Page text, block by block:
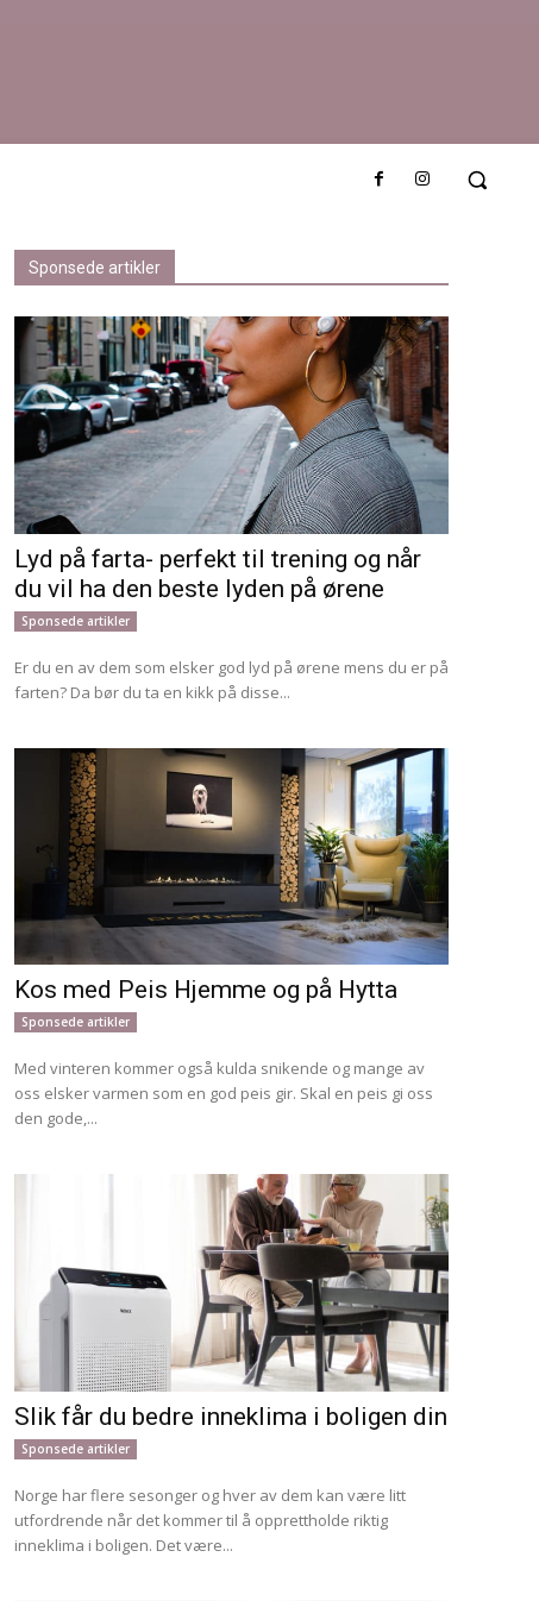
smak av
Sponsede artikler
Lyd på farta- perfekt til trening og når
du vil ha den beste lyden på ørene
Sponsede artikler
Er du en av dem som elsker god lyd på ørene mens du er på
farten? Da bør du ta en kikk på disse...
Kos med Peis Hjemme og på Hytta
Sponsede artikler
Med vinteren kommer også kulda snikende og mange av
oss elsker varmen som en god peis gir. Skal en peis gi oss
den gode,...
Slik får du bedre inneklima i boligen din
Sponsede artikler
Norge har flere sesonger og hver av dem kan være litt
utfordrende når det kommer til å opprettholde riktig
inneklima i boligen. Det være...